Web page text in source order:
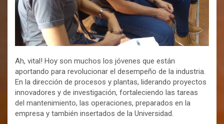
Ah, vital! Hoy son muchos los jóvenes que están
aportando para revolucionar el desempeño de la industria.
En la dirección de procesos y plantas, liderando proyectos
innovadores y de investigación, fortaleciendo las tareas
del mantenimiento, las operaciones, preparados en la
empresa y también insertados de la Universidad.